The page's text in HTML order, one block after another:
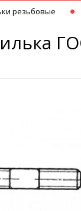
резьбовые